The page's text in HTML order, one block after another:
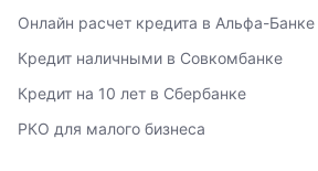
Онлайн расчет кредита в Альфа-Банке
Кредит наличными в Совкомбанке
Кредит на 10 лет в Сбербанке
РКО для малого бизнеса